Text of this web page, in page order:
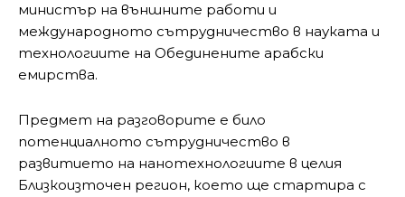
министър на външните работи и
международното сътрудничество в науката и
технологиите на Обединените арабски
емирства.
Предмет на разговорите е било
потенциалното сътрудничество в
развитието на нанотехнологиите в целия
Близкоизточен регион, което ще стартира с